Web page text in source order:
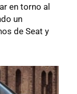
en torno al
un
de Seat y